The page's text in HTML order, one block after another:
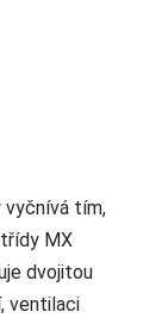
vyčnívá tím,
MX
dvojitou
ventilaci